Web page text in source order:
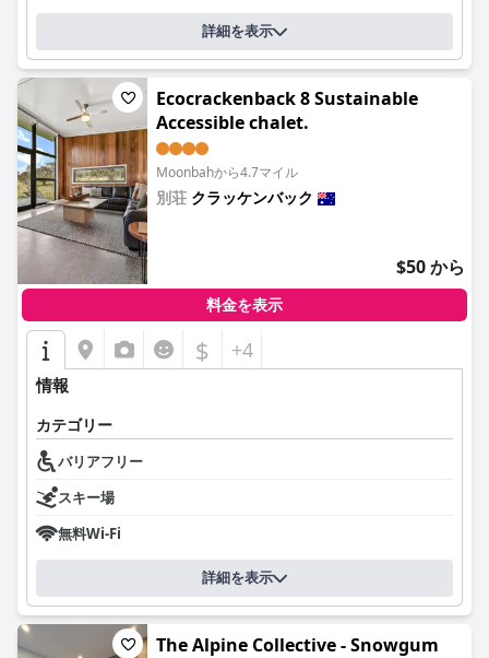
詳細を表示
Ecocrackenback 8 Sustainable
Accessible chalet.
Moonbahから4.7マイル
別荘 クラッケンバック
$50 から
料金を表示
$ +4
情報
カテゴリー
バリアフリー
スキー場
無料Wi-Fi
詳細を表示
The Alpine Collective - Snowgum